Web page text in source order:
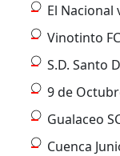
El Nacional
Vinotinto
S.D. Santo
9 de
Gualaceo
Cuenca